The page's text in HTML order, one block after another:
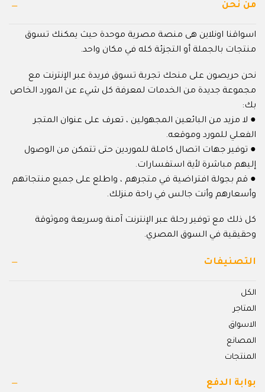
من نحن
اسواقنا اونلاين هى منصة مصرية موحدة حيث يمكنك تسوق
منتجات بالجملة أو التجزئة كله في مكان واحد.
نحن حريصون على منحك تجربة تسوق فريدة عبر الإنترنت مع
مجموعة جديدة من الخدمات لمعرفة كل شيء عن المورد الخاص
بك:
● لا مزيد من البائعين المجهولين ، تعرف على عنوان المتجر
الفعلي للمورد وموقعه.
● توفير جهات اتصال كاملة للموردين حتى تتمكن من الوصول
إليهم مباشرة لأية استفسارات.
● قم بجولة افتراضية في متجرهم ، واطلع على جميع منتجاتهم
وأسعارهم وأنت جالس في راحة منزلك.
كل ذلك مع توفير رحلة عبر الإنترنت آمنة وسريعة وموثوقة
وحقيقية في السوق المصري.
التصنيفات
الكل
المتاجر
الاسواق
المصانع
المنتجات
بوابة الدفع